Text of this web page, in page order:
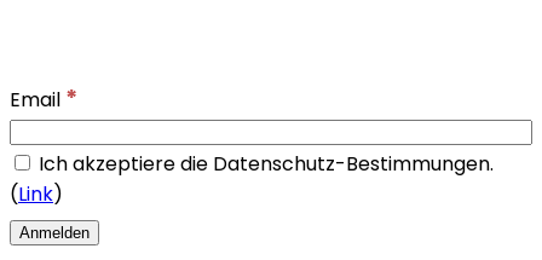
Email *
Ich akzeptiere die Datenschutz-Bestimmungen.
(Link)